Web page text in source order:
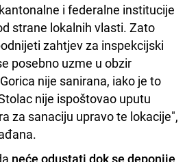
i federalne institucije
strane lokalnih vlasti. Zato
zahtjev za inspekcijski
posebno uzme u obzir
nije sanirana, iako je to
nije ispoštovao uputu
za sanaciju upravo te lokacije",
neće odustati dok se deponije